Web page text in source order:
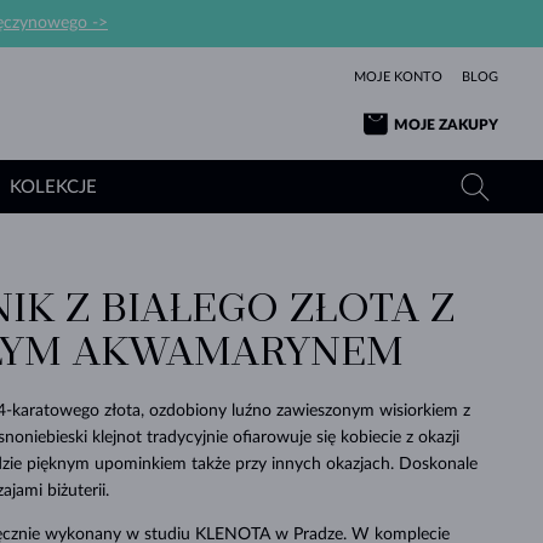
->
MOJE KONTO BLOG
MOJE ZAKUPY
WYJĄTKOWY
SPRAWDŹ
MIŁOŚĆ
SPRAWDŹ
ŻÓŁTE ZŁOTO
RÓŻOWE ZŁOTO
PIĘKNEM
TANZANITY
TOPAZY
MOŁDAWITY
DLA NOWORODKÓW
PIĘKNE
SPRAWDŹ
TURMALINY
MOŁDAWITY
WISIORKI Z PERŁAMI
BIAŁE ZŁOTO
PROSTOTY
SPRAWDŹ
BRANSOLETKI
SPRAWDŹ
PERŁY
SPRAWDŹ
SZAFIRY
SZMARAGDY
MOŁDAWITY
MINERAŁY
ŚLUBNA
BIŻUTERIA
SPRAWDŹ
PIĘKNO
SPRAWDŹ
KOLEKCJE
KOLEKCJE
SPRAWDŹ
Z BIAŁEGO ZŁOTA Z
AKWAMARYNEM
karatowego złota, ozdobiony luźno zawieszonym wisiorkiem z
klejnot tradycyjnie ofiarowuje się kobiecie z okazji
pięknym upominkiem także przy innych okazjach. Doskonale
biżuterii.
wykonany w studiu KLENOTA w Pradze. W komplecie